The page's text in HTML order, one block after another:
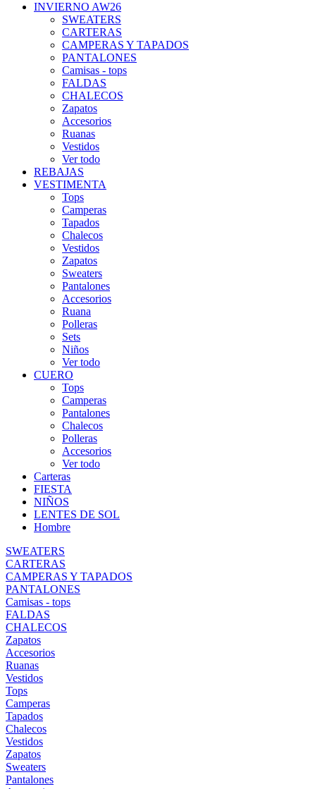
INVIERNO AW26
SWEATERS
CARTERAS
CAMPERAS Y TAPADOS
PANTALONES
Camisas - tops
FALDAS
CHALECOS
Zapatos
Accesorios
Ruanas
Vestidos
Ver todo
REBAJAS
VESTIMENTA
Tops
Camperas
Tapados
Chalecos
Vestidos
Zapatos
Sweaters
Pantalones
Accesorios
Ruana
Polleras
Sets
Niños
Ver todo
CUERO
Tops
Camperas
Pantalones
Chalecos
Polleras
Accesorios
Ver todo
Carteras
FIESTA
NIÑOS
LENTES DE SOL
Hombre
SWEATERS
CARTERAS
CAMPERAS Y TAPADOS
PANTALONES
Camisas - tops
FALDAS
CHALECOS
Zapatos
Accesorios
Ruanas
Vestidos
Tops
Camperas
Tapados
Chalecos
Vestidos
Zapatos
Sweaters
Pantalones